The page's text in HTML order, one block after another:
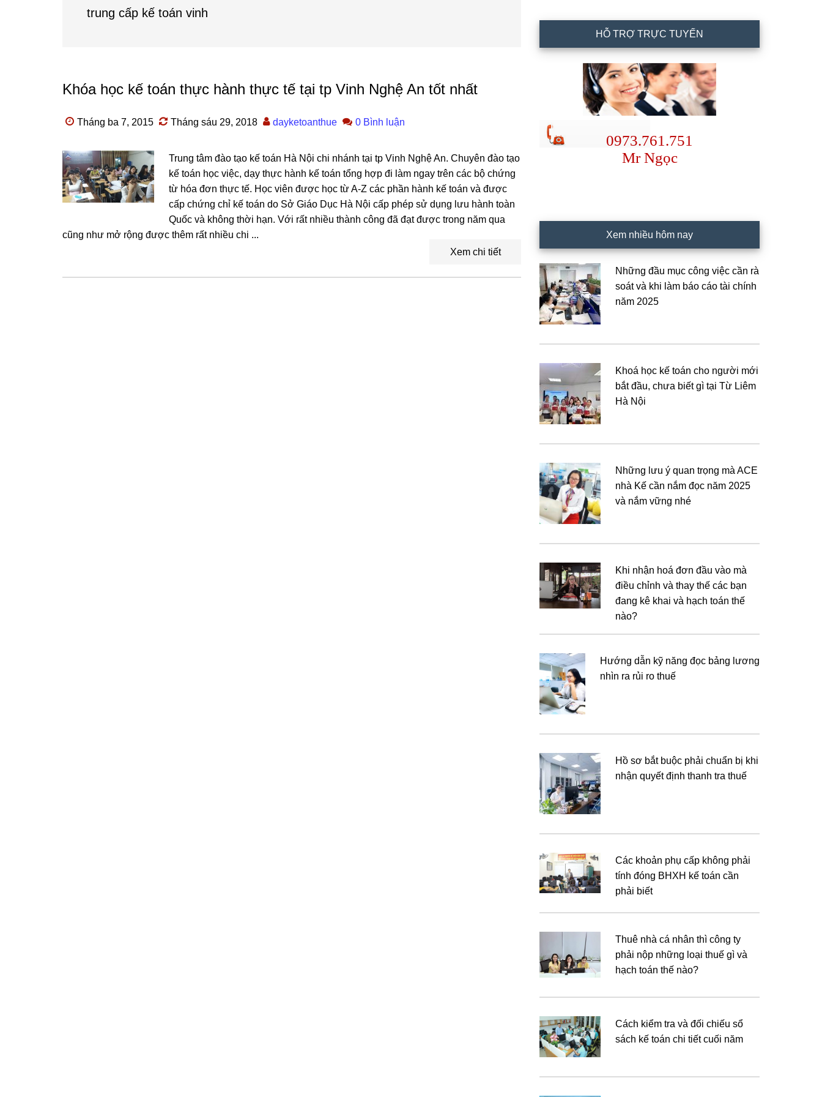
trung cấp kế toán vinh
Khóa học kế toán thực hành thực tế tại tp Vinh Nghệ An tốt nhất
Tháng ba 7, 2015 Tháng sáu 29, 2018 dayketoanthue 0 Bình luận
Trung tâm đào tạo kế toán Hà Nội chi nhánh tại tp Vinh Nghệ An. Chuyên đào tạo
kế toán học việc, dạy thực hành kế toán tổng hợp đi làm ngay trên các bộ chứng
từ hóa đơn thực tế. Học viên được học từ A-Z các phần hành kế toán và được
cấp chứng chỉ kế toán do Sở Giáo Dục Hà Nội cấp phép sử dụng lưu hành toàn
Quốc và không thời hạn. Với rất nhiều thành công đã đạt được trong năm qua
cũng như mở rộng được thêm rất nhiều chi ...
Xem chi tiết
HỖ TRỢ TRỰC TUYẾN
0973.761.751
Mr Ngọc
Xem nhiều hôm nay
Những đầu mục công việc cần rà
soát và khi làm báo cáo tài chính
năm 2025
Khoá học kế toán cho người mới
bắt đầu, chưa biết gì tại Từ Liêm
Hà Nội
Những lưu ý quan trọng mà ACE
nhà Kế cần nắm đọc năm 2025
và nắm vững nhé
Khi nhận hoá đơn đầu vào mà
điều chỉnh và thay thế các bạn
đang kê khai và hạch toán thế
nào?
Hướng dẫn kỹ năng đọc bảng lương
nhìn ra rủi ro thuế
Hồ sơ bắt buộc phải chuẩn bị khi
nhận quyết định thanh tra thuế
Các khoản phụ cấp không phải
tính đóng BHXH kế toán cần
phải biết
Thuê nhà cá nhân thì công ty
phải nộp những loại thuế gì và
hạch toán thế nào?
Cách kiểm tra và đối chiếu sổ
sách kế toán chi tiết cuối năm